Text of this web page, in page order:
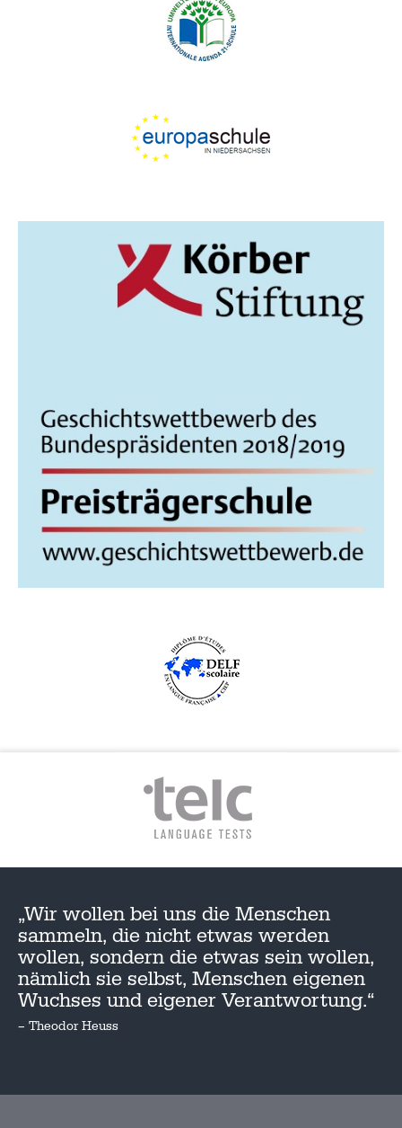
„Wir wollen bei uns die Menschen
sammeln, die nicht etwas werden
wollen, sondern die etwas sein wollen,
nämlich sie selbst, Menschen eigenen
Wuchses und eigener Verantwortung.“
– Theodor Heuss